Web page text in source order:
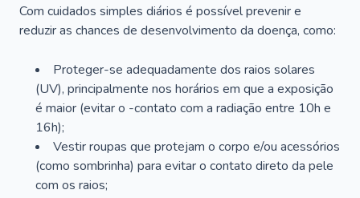
Com cuidados simples diários é possível prevenir e
reduzir as chances de desenvolvimento da doença, como:
Proteger-se adequadamente dos raios solares
(UV), principalmente nos horários em que a exposição
é maior (evitar o -contato com a radiação entre 10h e
16h);
Vestir roupas que protejam o corpo e/ou acessórios
(como sombrinha) para evitar o contato direto da pele
com os raios;